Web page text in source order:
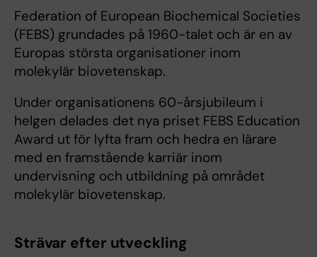
Federation of European Biochemical Societies
(FEBS) grundades på 1960-talet och är en av
Europas största organisationer inom
molekylär biovetenskap.
Under organisationens 60-årsjubileum i
helgen delades det nya priset FEBS Education
Award ut för lyfta fram och hedra en lärare
med en framstående karriär inom
undervisning och utbildning på området
molekylär biovetenskap.
Strävar efter utveckling